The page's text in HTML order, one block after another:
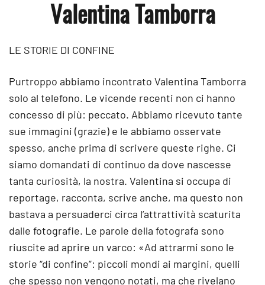
Valentina Tamborra
LE STORIE DI CONFINE
Purtroppo abbiamo incontrato Valentina Tamborra
solo al telefono. Le vicende recenti non ci hanno
concesso di più: peccato. Abbiamo ricevuto tante
sue immagini (grazie) e le abbiamo osservate
spesso, anche prima di scrivere queste righe. Ci
siamo domandati di continuo da dove nascesse
tanta curiosità, la nostra. Valentina si occupa di
reportage, racconta, scrive anche, ma questo non
bastava a persuaderci circa l’attrattività scaturita
dalle fotografie. Le parole della fotografa sono
riuscite ad aprire un varco: «Ad attrarmi sono le
storie “di confine”: piccoli mondi ai margini, quelli
che spesso non vengono notati, ma che rivelano